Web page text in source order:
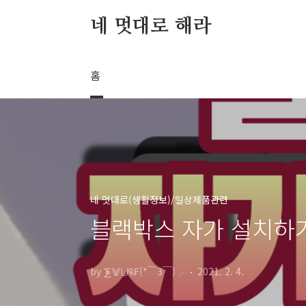
네 멋대로 해라
홈
네 멋대로(생활정보)/일상제품관련
블랙박스 자가 설치하
by ⨊⨈⨄₠₣(*￣3￣)╭ 2021. 2. 4.